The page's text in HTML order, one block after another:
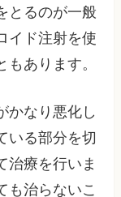
とるのが一般
イド注射を使
あります。
かなり悪化し
いる部分を切
治療を行いま
も治らないこ